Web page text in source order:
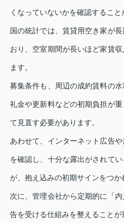
くなっていないかを確認すること
国の統計では、賃貸用空き家が
おり、空室期間が長いほど家賃
ます。
募集条件も、周辺の成約賃料の水
礼金や更新料などの初期負担が
て見直す必要があります。
あわせて、インターネット広告
を確認し、十分な露出がされて
が、抱え込みの初期サインをつか
次に、管理会社から定期的に「
告を受ける仕組みを整えることが